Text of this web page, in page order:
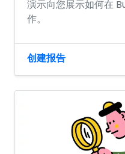
演示向您展示如何在
作。
创建报告